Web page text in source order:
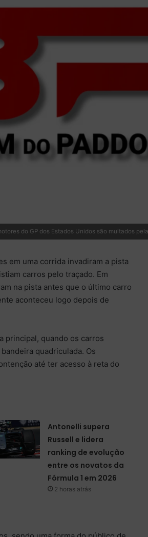
do GP dos Estados Unidos são multados
em uma corrida invadiram a pista
carros pelo traçado. Em
na pista antes que o último carro
aconteceu logo depois de
principal, quando os carros
quadriculada. Os
até ter acesso à reta do
Antonelli supera
Russell e lidera
ranking de evolução
entre os novatos da
Fórmula 1 em 2026
2 horas atrás